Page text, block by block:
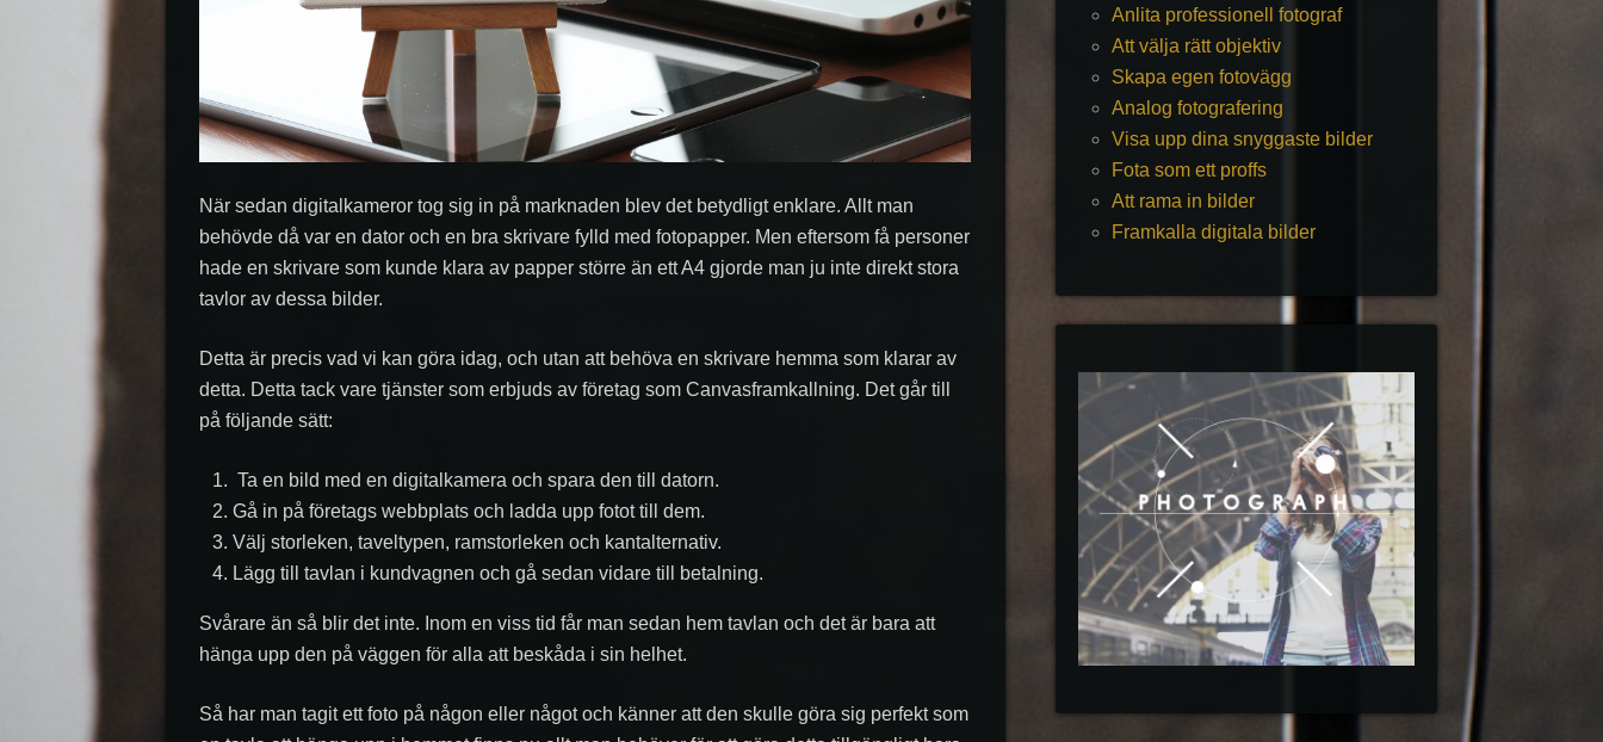
När sedan digitalkameror tog sig in på marknaden blev det betydligt enklare. Allt man
behövde då var en dator och en bra skrivare fylld med fotopapper. Men eftersom få personer
hade en skrivare som kunde klara av papper större än ett A4 gjorde man ju inte direkt stora
tavlor av dessa bilder.
Detta är precis vad vi kan göra idag, och utan att behöva en skrivare hemma som klarar av
detta. Detta tack vare tjänster som erbjuds av företag som Canvasframkallning. Det går till
på följande sätt:
Ta en bild med en digitalkamera och spara den till datorn.
Gå in på företags webbplats och ladda upp fotot till dem.
Välj storleken, taveltypen, ramstorleken och kantalternativ.
Lägg till tavlan i kundvagnen och gå sedan vidare till betalning.
Svårare än så blir det inte. Inom en viss tid får man sedan hem tavlan och det är bara att
hänga upp den på väggen för alla att beskåda i sin helhet.
Så har man tagit ett foto på någon eller något och känner att den skulle göra sig perfekt som
Anlita professionell fotograf
Att välja rätt objektiv
Skapa egen fotovägg
Analog fotografering
Visa upp dina snyggaste bilder
Fota som ett proffs
Att rama in bilder
Framkalla digitala bilder